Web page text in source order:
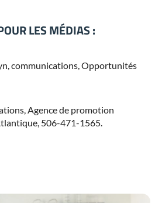
LES MÉDIAS :
communications, Opportunités
Agence de promotion
506-471-1565.